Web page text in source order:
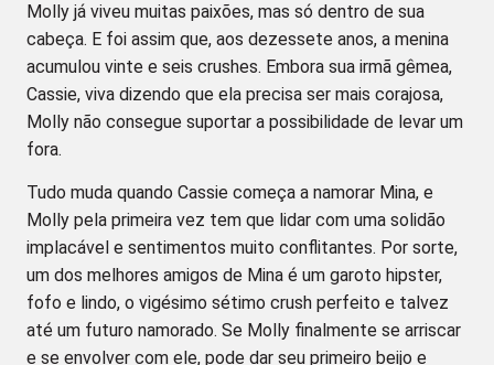
Molly já viveu muitas paixões, mas só dentro de sua
cabeça. E foi assim que, aos dezessete anos, a menina
acumulou vinte e seis crushes. Embora sua irmã gêmea,
Cassie, viva dizendo que ela precisa ser mais corajosa,
Molly não consegue suportar a possibilidade de levar um
fora.
Tudo muda quando Cassie começa a namorar Mina, e
Molly pela primeira vez tem que lidar com uma solidão
implacável e sentimentos muito conflitantes. Por sorte,
um dos melhores amigos de Mina é um garoto hipster,
fofo e lindo, o vigésimo sétimo crush perfeito e talvez
até um futuro namorado. Se Molly finalmente se arriscar
e se envolver com ele, pode dar seu primeiro beijo e